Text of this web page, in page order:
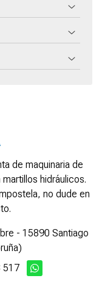
de maquinaria de
hidráulicos.
no dude en
- 15890 Santiago
517